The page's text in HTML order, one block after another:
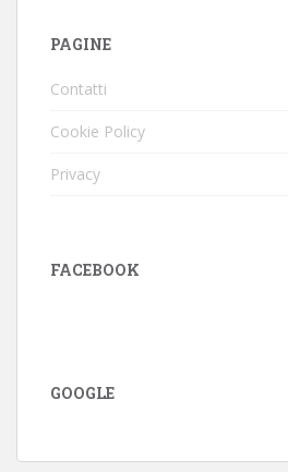
PAGINE
Contatti
Cookie Policy
Privacy
FACEBOOK
GOOGLE